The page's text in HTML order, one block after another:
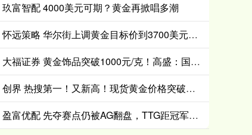
玖富智配 4000美元可期？黄金再掀唱多潮
怀远策略 华尔街上调黄金目标价到3700美元！风险没这么快消停
大福证券 黄金饰品突破1000元/克！高盛：国际金价或升破4200美元/盎司！
创界 热搜第一！又新高！现货黄金价格突破前高
盈富优配 先夺赛点仍被AG翻盘，TTG距冠军只差一口气？_Ming_决赛_Fly